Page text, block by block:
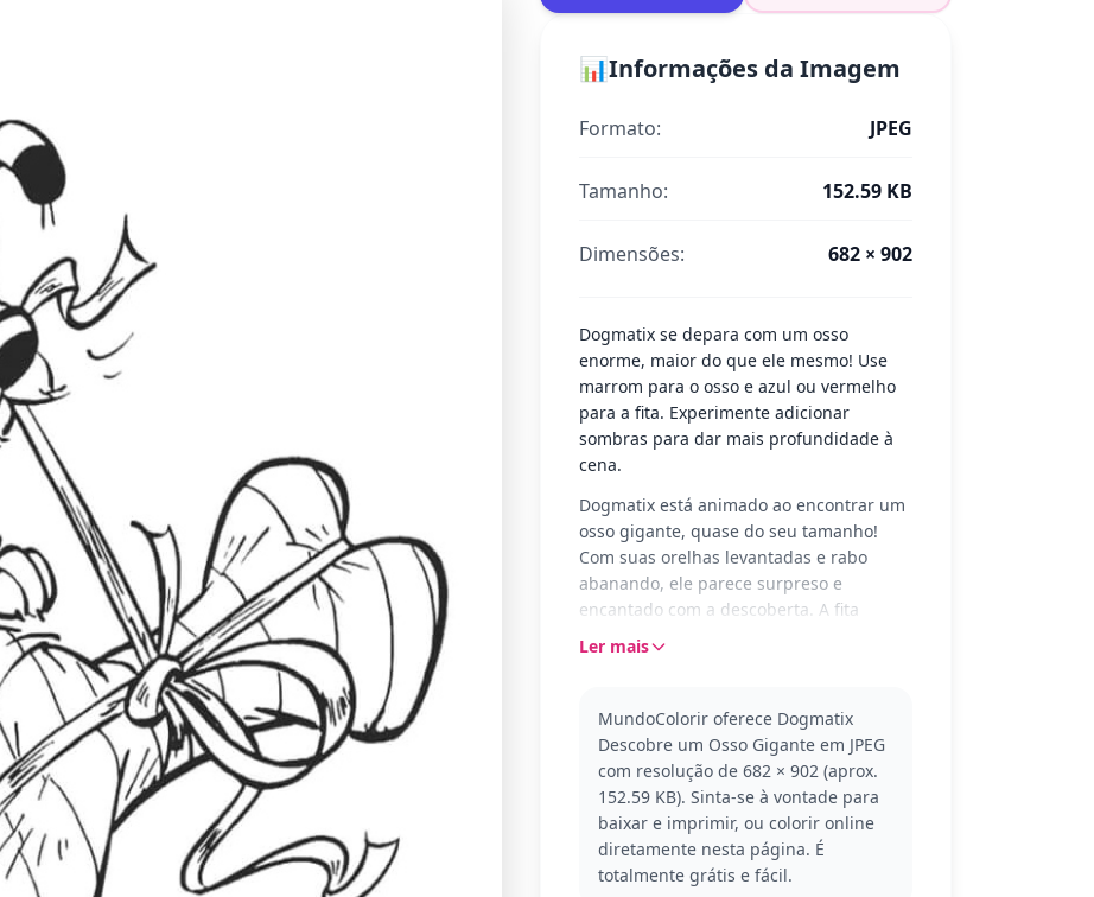
📊Informações da Imagem
Formato: JPEG
Tamanho: 152.59 KB
Dimensões: 682 × 902
Dogmatix se depara com um osso
enorme, maior do que ele mesmo! Use
marrom para o osso e azul ou vermelho
para a fita. Experimente adicionar
sombras para dar mais profundidade à
cena.
Dogmatix está animado ao encontrar um
osso gigante, quase do seu tamanho!
Com suas orelhas levantadas e rabo
abanando, ele parece surpreso e
encantado com a descoberta. A fita
amarrada no osso adiciona um charme
Dogmatix é o leal companheiro de
Obelix, sempre pronto para uma nova
aventura ao lado de seus amigos das
aldeias gaulesas. Ele aparece em muitas
histórias da série 'Astérix e Obelix',
encantando a todos com seu charme
canino. Se você gosta de Dogmatix, pode
Ler mais
MundoColorir oferece Dogmatix
Descobre um Osso Gigante em JPEG
com resolução de 682 × 902 (aprox.
152.59 KB). Sinta-se à vontade para
baixar e imprimir, ou colorir online
diretamente nesta página. É
totalmente grátis e fácil.